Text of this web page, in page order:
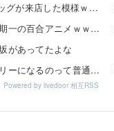
【牙狼】8月5日のPIA数店舗で夢のタッグが来店した模様ｗｗｗｗｗ
【画像】「さよならララ」とかいう今期一の百合アニメｗｗｗｗｗ
があってたよな
ぶっちゃけ写真集でビキニやランジェリーになるのって普通に『性』だよな
Powered by livedoor 相互RSS